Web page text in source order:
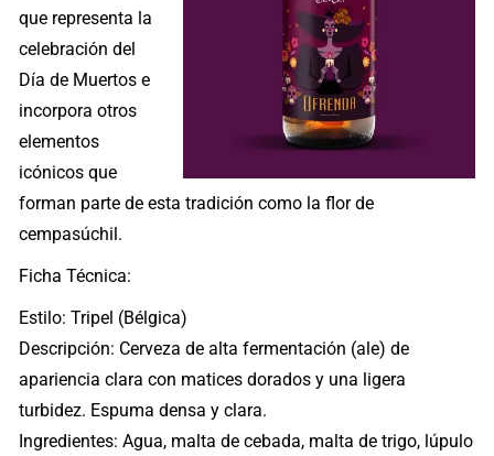
que representa la
celebración del
Día de Muertos e
incorpora otros
elementos
icónicos que
forman parte de esta tradición como la flor de
cempasúchil.
Ficha Técnica:
Estilo: Tripel (Bélgica)
Descripción: Cerveza de alta fermentación (ale) de
apariencia clara con matices dorados y una ligera
turbidez. Espuma densa y clara.
Ingredientes: Agua, malta de cebada, malta de trigo, lúpulo